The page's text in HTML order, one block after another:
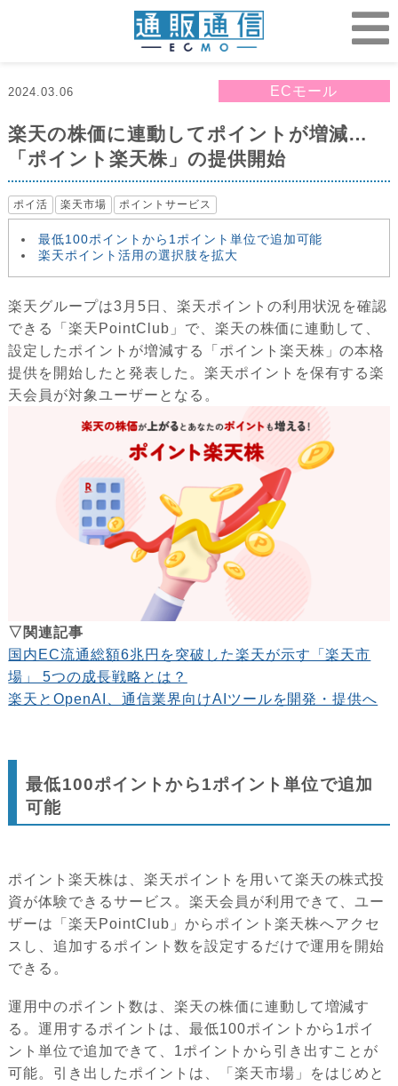
2024.03.06 ECモール
楽天の株価に連動してポイントが増減…
「ポイント楽天株」の提供開始
ポイ活 楽天市場 ポイントサービス
最低100ポイントから1ポイント単位で追加可能
楽天ポイント活用の選択肢を拡大
楽天グループは3月5日、楽天ポイントの利用状況を確認
できる「楽天PointClub」で、楽天の株価に連動して、
設定したポイントが増減する「ポイント楽天株」の本格
提供を開始したと発表した。楽天ポイントを保有する楽
天会員が対象ユーザーとなる。
▽関連記事
国内EC流通総額6兆円を突破した楽天が示す「楽天市
場」 5つの成長戦略とは？
楽天とOpenAI、通信業界向けAIツールを開発・提供へ
最低100ポイントから1ポイント単位で追加
可能
ポイント楽天株は、楽天ポイントを用いて楽天の株式投
資が体験できるサービス。楽天会員が利用できて、ユー
ザーは「楽天PointClub」からポイント楽天株へアクセ
スし、追加するポイント数を設定するだけで運用を開始
できる。
運用中のポイント数は、楽天の株価に連動して増減す
る。運用するポイントは、最低100ポイントから1ポイ
ント単位で追加できて、1ポイントから引き出すことが
可能。引き出したポイントは、「楽天市場」をはじめと